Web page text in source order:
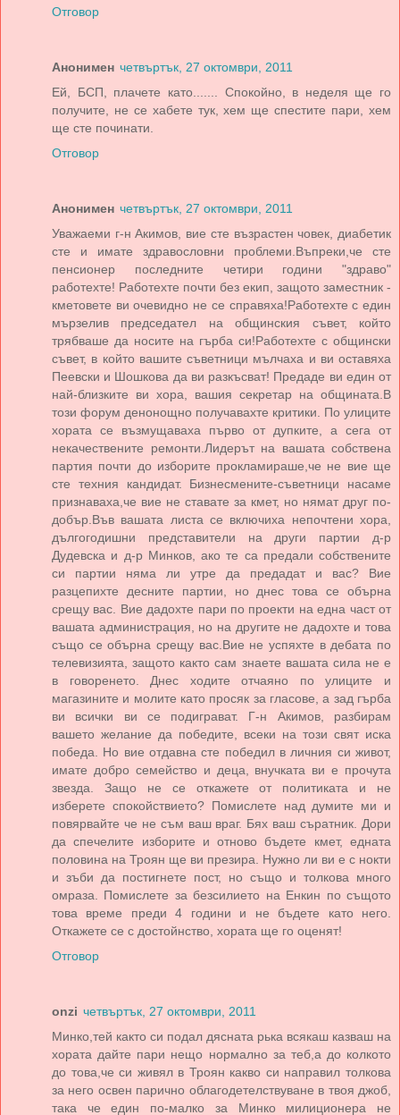
Отговор
Анонимен четвъртък, 27 октомври, 2011
Ей, БСП, плачете като....... Спокойно, в неделя ще го
получите, не се хабете тук, хем ще спестите пари, хем
ще сте починати.
Отговор
Анонимен четвъртък, 27 октомври, 2011
Уважаеми г-н Акимов, вие сте възрастен човек, диабетик
сте и имате здравословни проблеми.Въпреки,че сте
пенсионер последните четири години "здраво"
работехте! Работехте почти без екип, защото заместник -
кметовете ви очевидно не се справяха!Работехте с един
мързелив председател на общинския съвет, който
трябваше да носите на гърба си!Работехте с общински
съвет, в който вашите съветници мълчаха и ви оставяха
Пеевски и Шошкова да ви разкъсват! Предаде ви един от
най-близките ви хора, вашия секретар на общината.В
този форум денонощно получавахте критики. По улиците
хората се възмущаваха първо от дупките, а сега от
некачествените ремонти.Лидерът на вашата собствена
партия почти до изборите прокламираше,че не вие ще
сте техния кандидат. Бизнесмените-съветници насаме
признаваха,че вие не ставате за кмет, но нямат друг по-
добър.Във вашата листа се включиха непочтени хора,
дългогодишни представители на други партии д-р
Дудевска и д-р Минков, ако те са предали собствените
си партии няма ли утре да предадат и вас? Вие
разцепихте десните партии, но днес това се обърна
срещу вас. Вие дадохте пари по проекти на една част от
вашата администрация, но на другите не дадохте и това
също се обърна срещу вас.Вие не успяхте в дебата по
телевизията, защото както сам знаете вашата сила не е
в говоренето. Днес ходите отчаяно по улиците и
магазините и молите като просяк за гласове, а зад гърба
ви всички ви се подиграват. Г-н Акимов, разбирам
вашето желание да победите, всеки на този свят иска
победа. Но вие отдавна сте победил в личния си живот,
имате добро семейство и деца, внучката ви е прочута
звезда. Защо не се откажете от политиката и не
изберете спокойствието? Помислете над думите ми и
повярвайте че не съм ваш враг. Бях ваш съратник. Дори
да спечелите изборите и отново бъдете кмет, едната
половина на Троян ще ви презира. Нужно ли ви е с нокти
и зъби да постигнете пост, но също и толкова много
омраза. Помислете за безсилието на Енкин по същото
това време преди 4 години и не бъдете като него.
Откажете се с достойнство, хората ще го оценят!
Отговор
onzi четвъртък, 27 октомври, 2011
Минко,тей както си подал дясната рька всякаш казваш на
хората дайте пари нещо нормално за теб,а до колкото
до това,че си живял в Троян какво си направил толкова
за него освен парично облагодетелствуване в твоя джоб,
така че един по-малко за Минко милиционера не